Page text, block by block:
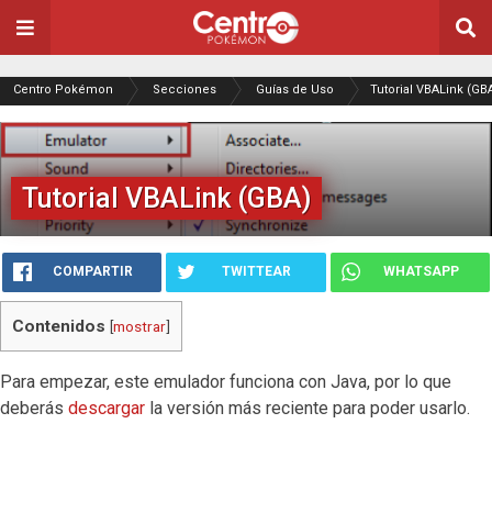
Centro Pokémon Secciones Guías de Uso Tutorial VBALink
Tutorial VBALink (GBA)
COMPARTIR TWITTEAR WHATSAPP
Contenidos [mostrar]
Para empezar, este emulador funciona con Java, por lo que
deberás descargar la versión más reciente para poder usarlo.